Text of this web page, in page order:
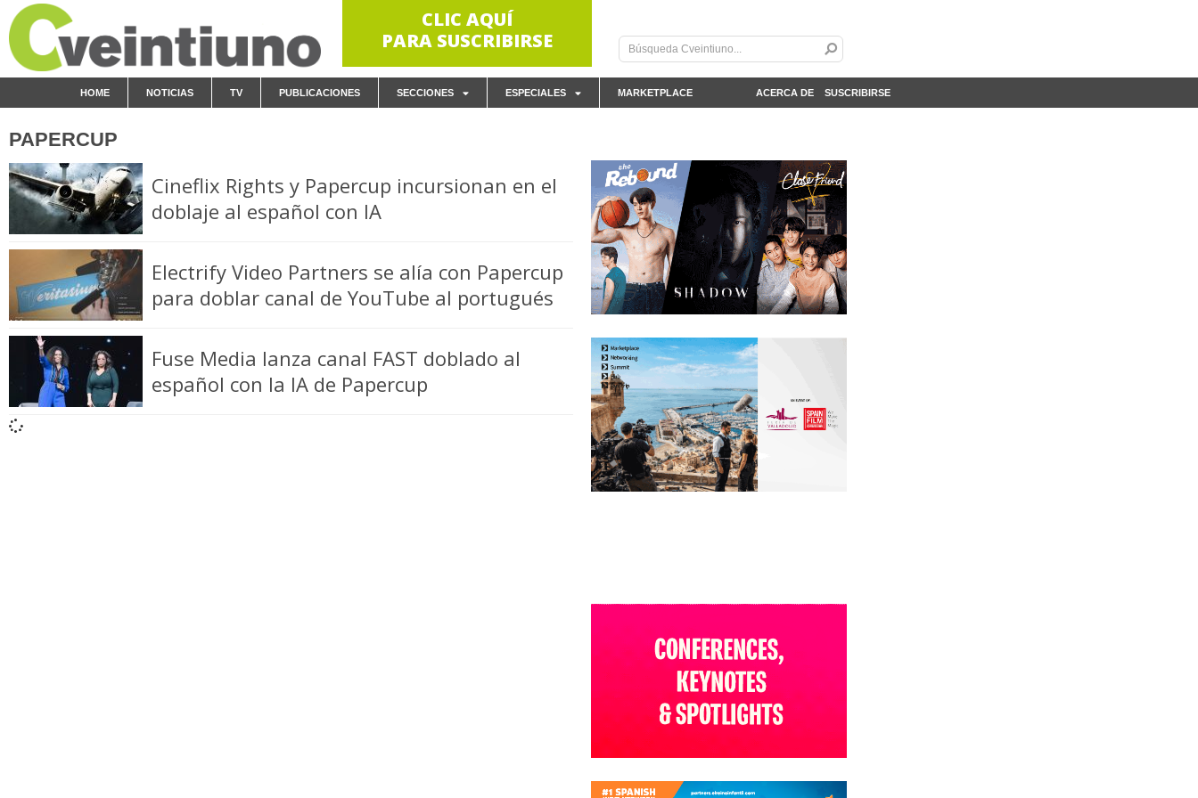
CLIC AQUÍ
PARA SUSCRIBIRSE
ACERCA DE
HOME NOTICIAS TV PUBLICACIONES SECCIONES ESPECIALES MARKETPLACE SUSCRIBIRSE
PAPERCUP
Cineflix Rights y Papercup incursionan en el
doblaje al español con IA
Electrify Video Partners se alía con Papercup
para doblar canal de YouTube al portugués
Fuse Media lanza canal FAST doblado al
español con la IA de Papercup